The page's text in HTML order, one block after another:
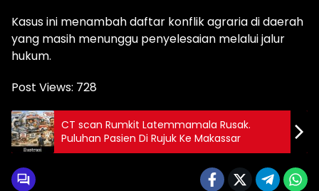
Kasus ini menambah daftar konflik agraria di daerah
yang masih menunggu penyelesaian melalui jalur
hukum.
Post Views: 728
CT scan Rumkit Latemmamala Rusak.
Puluhan Pasien Di Rujuk Ke Makassar